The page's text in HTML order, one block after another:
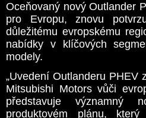
Oceňovaný nový Outlander
pro Evropu, znovu
důležitému evropskému
nabídky v klíčových
modely.
„Uvedení Outlanderu PHEV
Mitsubishi Motors vůči
představuje
produktovém plánu,